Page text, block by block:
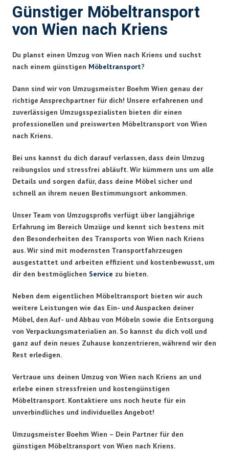
Günstiger Möbeltransport
von Wien nach Kriens
Du planst einen Umzug von Wien nach Kriens und suchst
nach einem günstigen Möbeltransport?
Dann sind wir von Umzugsmeister Boehm Wien genau der
richtige Ansprechpartner für dich! Unsere erfahrenen und
zuverlässigen Umzugsspezialisten bieten dir einen
professionellen und preiswerten Möbeltransport von Wien
nach Kriens.
Bei uns kannst du dich darauf verlassen, dass dein Umzug
reibungslos und stressfrei abläuft. Wir kümmern uns um alle
Details und sorgen dafür, dass deine Möbel sicher und
schnell an ihrem neuen Bestimmungsort ankommen.
Unser Team von Umzugsprofis verfügt über langjährige
Erfahrung im Bereich Umzüge und kennt sich bestens mit
den Besonderheiten des Transports von Wien nach Kriens
aus. Wir sind mit modernsten Transportfahrzeugen
ausgestattet und arbeiten effizient und kostenbewusst, um
dir den bestmöglichen Service zu bieten.
Neben dem eigentlichen Möbeltransport bieten wir auch
weitere Leistungen wie das Ein- und Auspacken deiner
Möbel, den Auf- und Abbau von Möbeln sowie die Entsorgung
von Verpackungsmaterialien an. So kannst du dich voll und
ganz auf dein neues Zuhause konzentrieren, während wir den
Rest erledigen.
Vertraue uns deinen Umzug von Wien nach Kriens an und
erlebe einen stressfreien und kostengünstigen
Möbeltransport. Kontaktiere uns noch heute für ein
unverbindliches und individuelles Angebot!
Umzugsmeister Boehm Wien – Dein Partner für den
günstigen Möbeltransport von Wien nach Kriens.